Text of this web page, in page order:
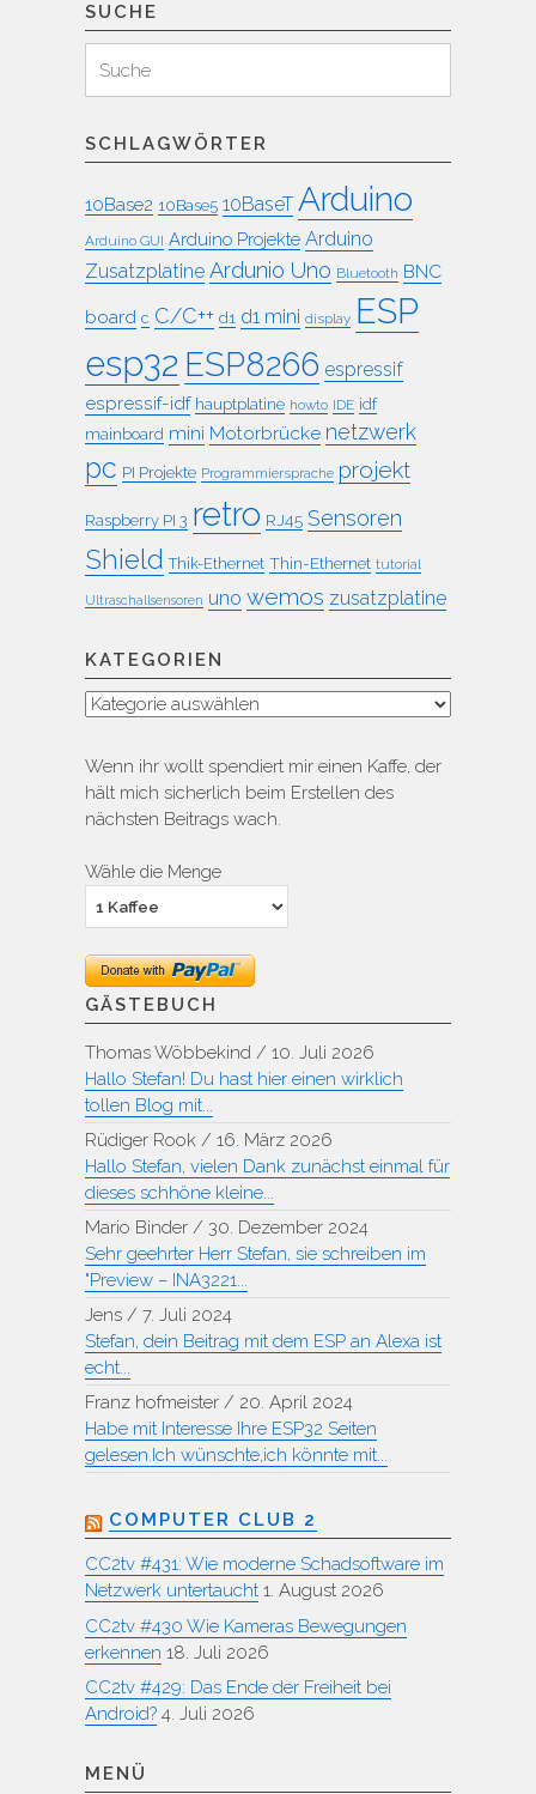
SUCHE
für:
Suchen
SCHLAGWÖRTER
10Base2 10Base5 10BaseT Arduino
Arduino GUI Arduino Projekte Arduino
Zusatzplatine Ardunio Uno Bluetooth BNC
board c C/C++ d1 d1 mini display ESP
esp32 ESP8266 espressif
espressif-idf hauptplatine howto IDE idf
mainboard mini Motorbrücke netzwerk
pc PI Projekte Programmiersprache projekt
Raspberry PI 3 retro RJ45 Sensoren
Shield Thik-Ethernet Thin-Ethernet tutorial
Ultraschallsensoren uno wemos zusatzplatine
KATEGORIEN
Kategorien
Wenn ihr wollt spendiert mir einen Kaffe, der
hält mich sicherlich beim Erstellen des
nächsten Beitrags wach.
Wähle die Menge
GÄSTEBUCH
Thomas Wöbbekind / 10. Juli 2026
Hallo Stefan! Du hast hier einen wirklich
tollen Blog mit...
Rüdiger Rook / 16. März 2026
Hallo Stefan, vielen Dank zunächst einmal für
dieses schhöne kleine...
Mario Binder / 30. Dezember 2024
Sehr geehrter Herr Stefan, sie schreiben im
"Preview – INA3221...
Jens / 7. Juli 2024
Stefan, dein Beitrag mit dem ESP an Alexa ist
echt...
Franz hofmeister / 20. April 2024
Habe mit Interesse Ihre ESP32 Seiten
gelesen.Ich wünschte,ich könnte mit...
COMPUTER CLUB 2
CC2tv #431: Wie moderne Schadsoftware im
Netzwerk untertaucht 1. August 2026
CC2tv #430 Wie Kameras Bewegungen
erkennen 18. Juli 2026
CC2tv #429: Das Ende der Freiheit bei
Android? 4. Juli 2026
MENÜ